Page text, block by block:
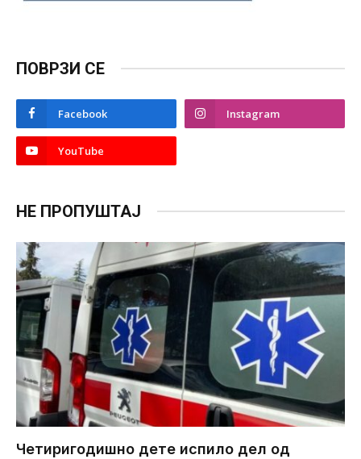
ПОВРЗИ СЕ
Facebook Instagram
YouTube
НЕ ПРОПУШТАЈ
Четиригодишно дете испило дел од